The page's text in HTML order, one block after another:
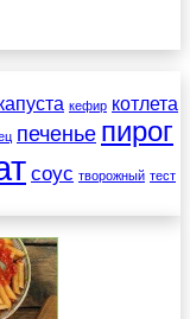
кефир котлета
печенье пирог
соус творожный тест